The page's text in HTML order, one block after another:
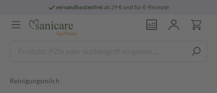
versandkostenfreiab 29 € und für E-Rezepte
Reinigungsmilch